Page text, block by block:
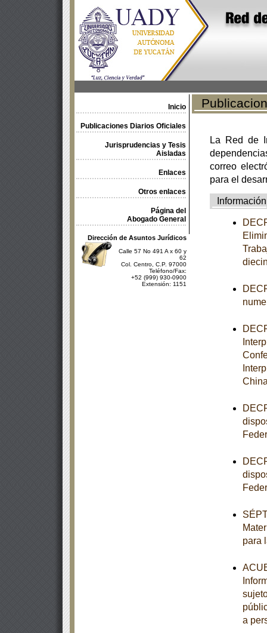
Inicio
Publicaciones Diarios Oficiales
Jurisprudencias y Tesis
Aisladas
Enlaces
Otros enlaces
Página del
Abogado General
Dirección de Asuntos Jurídicos
Calle 57 No 491 A x 60 y
62
Col. Centro, C.P. 97000
Teléfono/Fax:
+52 (999) 930-0900
Extensión: 1151
La Red de
correo
para el
Información
para
a